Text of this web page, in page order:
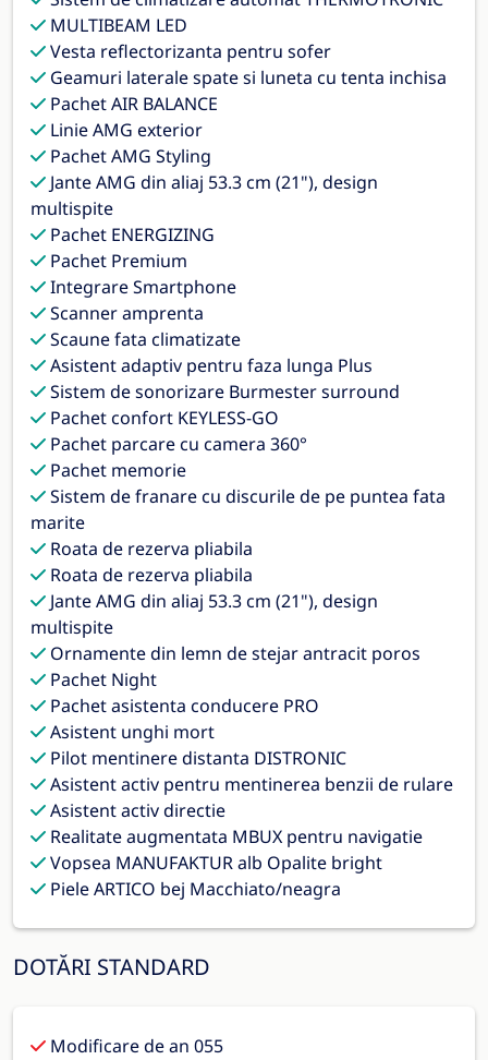
MULTIBEAM LED
Vesta reflectorizanta pentru sofer
Geamuri laterale spate si luneta cu tenta inchisa
Pachet AIR BALANCE
Linie AMG exterior
Pachet AMG Styling
Jante AMG din aliaj 53.3 cm (21"), design
multispite
Pachet ENERGIZING
Pachet Premium
Integrare Smartphone
Scanner amprenta
Scaune fata climatizate
Asistent adaptiv pentru faza lunga Plus
Sistem de sonorizare Burmester surround
Pachet confort KEYLESS-GO
Pachet parcare cu camera 360°
Pachet memorie
Sistem de franare cu discurile de pe puntea fata
marite
Roata de rezerva pliabila
Roata de rezerva pliabila
Jante AMG din aliaj 53.3 cm (21"), design
multispite
Ornamente din lemn de stejar antracit poros
Pachet Night
Pachet asistenta conducere PRO
Asistent unghi mort
Pilot mentinere distanta DISTRONIC
Asistent activ pentru mentinerea benzii de rulare
Asistent activ directie
Realitate augmentata MBUX pentru navigatie
Vopsea MANUFAKTUR alb Opalite bright
Piele ARTICO bej Macchiato/neagra
DOTĂRI STANDARD
Modificare de an 055